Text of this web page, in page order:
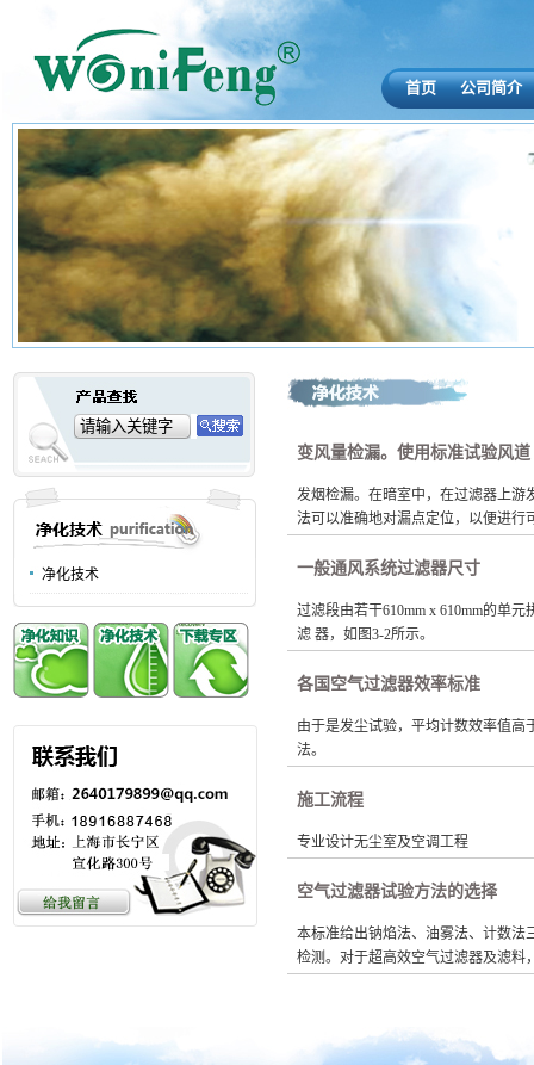
首页 公司简介
净化技术
变风量检漏。使用标准试验风道
发烟检漏。在暗室中，在过滤器上游
法可以准确地对漏点定位，以便进行
一般通风系统过滤器尺寸
过滤段由若干610mm x 610mm的单
滤 器，如图3-2所示。
各国空气过滤器效率标准
由于是发尘试验，平均计数效率值高
法。
施工流程
专业设计无尘室及空调工程
空气过滤器试验方法的选择
本标准给出钠焰法、油雾法、计数法
检测。对于超高效空气过滤器及滤料